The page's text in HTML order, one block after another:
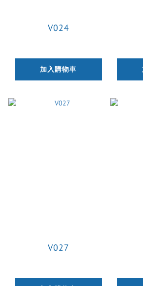
V024
加入購物車
V027